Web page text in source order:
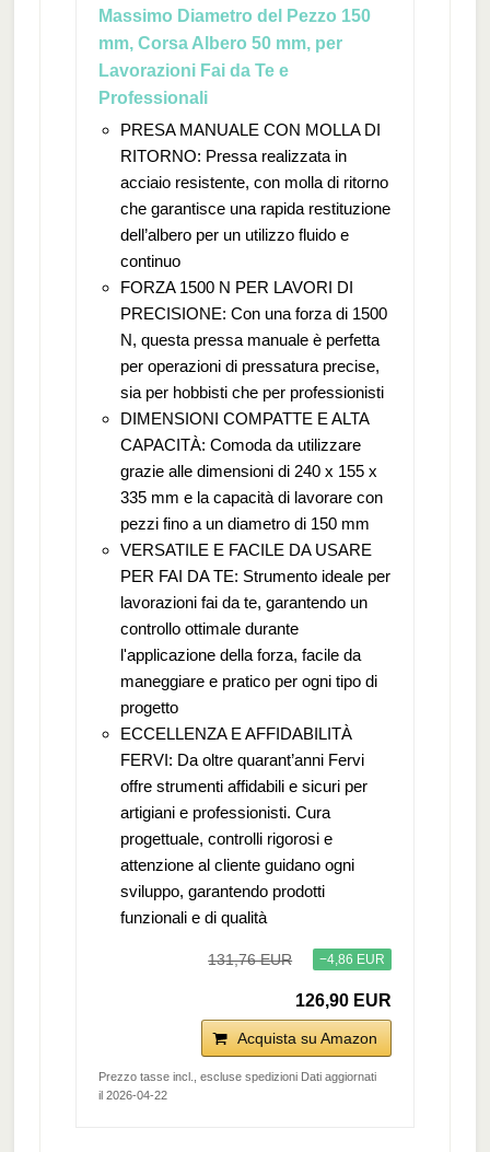
Massimo Diametro del Pezzo 150
mm, Corsa Albero 50 mm, per
Lavorazioni Fai da Te e
Professionali
PRESA MANUALE CON MOLLA DI
RITORNO: Pressa realizzata in
acciaio resistente, con molla di ritorno
che garantisce una rapida restituzione
dell’albero per un utilizzo fluido e
continuo
FORZA 1500 N PER LAVORI DI
PRECISIONE: Con una forza di 1500
N, questa pressa manuale è perfetta
per operazioni di pressatura precise,
sia per hobbisti che per professionisti
DIMENSIONI COMPATTE E ALTA
CAPACITÀ: Comoda da utilizzare
grazie alle dimensioni di 240 x 155 x
335 mm e la capacità di lavorare con
pezzi fino a un diametro di 150 mm
VERSATILE E FACILE DA USARE
PER FAI DA TE: Strumento ideale per
lavorazioni fai da te, garantendo un
controllo ottimale durante
l'applicazione della forza, facile da
maneggiare e pratico per ogni tipo di
progetto
ECCELLENZA E AFFIDABILITÀ
FERVI: Da oltre quarant’anni Fervi
offre strumenti affidabili e sicuri per
artigiani e professionisti. Cura
progettuale, controlli rigorosi e
attenzione al cliente guidano ogni
sviluppo, garantendo prodotti
funzionali e di qualità
131,76 EUR −4,86 EUR
126,90 EUR
Acquista su Amazon
Prezzo tasse incl., escluse spedizioni Dati aggiornati
il 2026-04-22